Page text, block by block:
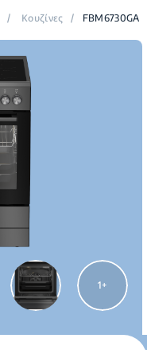
/ Κουζίνες / FBM6730GA
1